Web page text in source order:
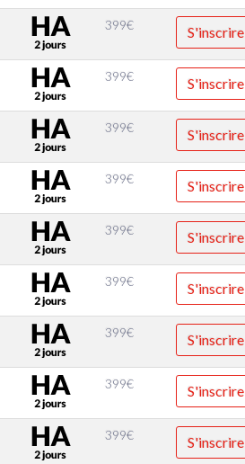
399€ S'inscrire
399€ S'inscrire
399€ S'inscrire
399€ S'inscrire
399€ S'inscrire
399€ S'inscrire
399€ S'inscrire
399€ S'inscrire
399€ S'inscrire